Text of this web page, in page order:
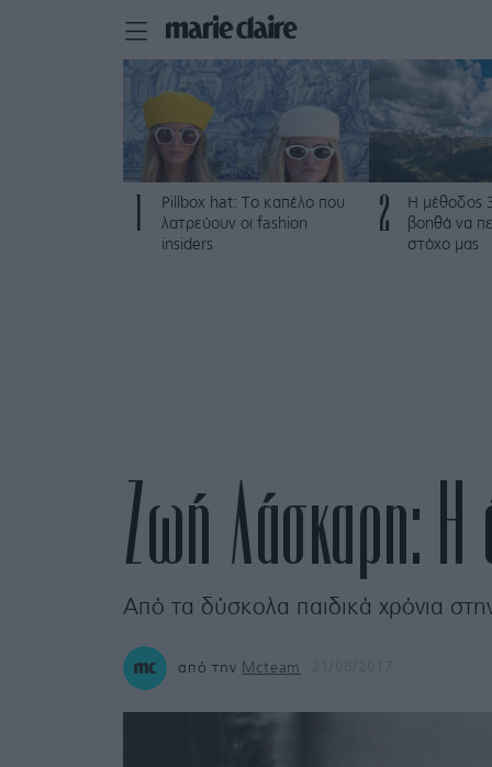
Pillbox hat: Το καπέλο που
λατρεύουν οι fashion
insiders
2
Η μέθοδος
βοηθά να
στόχο μας
Ζωή Λάσκαρη: Η
Από τα δύσκολα παιδικά χρόνια
από την Mcteam